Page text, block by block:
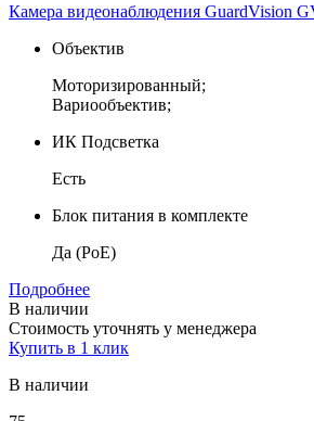
Камера видеонаблюдения GuardVision
Объектив
Моторизированный;
Вариообъектив;
ИК Подсветка
Есть
Блок питания в комплекте
Да (PoE)
Подробнее
В наличии
Стоимость уточнять у менеджера
Купить в 1 клик
В наличии